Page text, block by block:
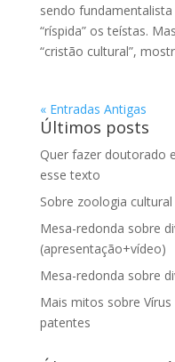
sendo
“ríspida” os teístas.
“cristão cultural”,
« Entradas Antigas
Últimos posts
Quer fazer doutorado
esse texto
Sobre zoologia
Mesa-redonda sobre
(apresentação+vídeo)
Mesa-redonda sobre
Mais mitos sobre
patentes